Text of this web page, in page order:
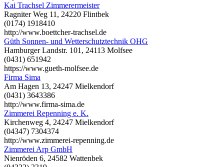
Kai Trachsel Zimmerermeister
Ragniter Weg 11, 24220 Flintbek
(0174) 1918410
http://www.boettcher-trachsel.de
Güth Sonnen- und Wetterschutztechnik OHG
Hamburger Landstr. 101, 24113 Molfsee
(0431) 651942
https://www.gueth-molfsee.de
Firma Sima
Am Hagen 13, 24247 Mielkendorf
(0431) 3643386
http://www.firma-sima.de
Zimmerei Repenning e. K.
Kirchenweg 4, 24247 Mielkendorf
(04347) 7304374
http://www.zimmerei-repenning.de
Zimmerei Arp GmbH
Nienröden 6, 24582 Wattenbek